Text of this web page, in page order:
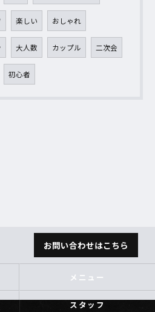
楽しい おしゃれ
大人数 カップル 二次会
初心者
お問い合わせはこちら
メニュー
スタッフ